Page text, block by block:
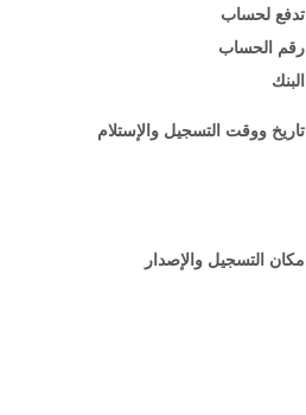
تدفع لحساب
رقم الحساب
البنك
تاريخ ووقت التسجيل والإستلام
مكان التسجيل والإصدار